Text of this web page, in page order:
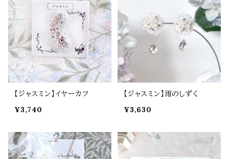
【ジャスミン】イヤーカフ
¥3,740
【ジャスミン】雨のしずく
¥3,630